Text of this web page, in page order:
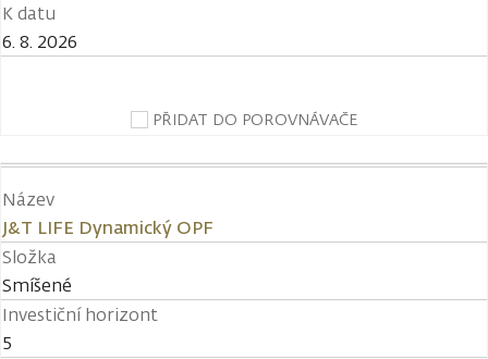
K datu
6. 8. 2026
PŘIDAT DO POROVNÁVAČE
Název
J&T LIFE Dynamický OPF
Složka
Smíšené
Investiční horizont
5